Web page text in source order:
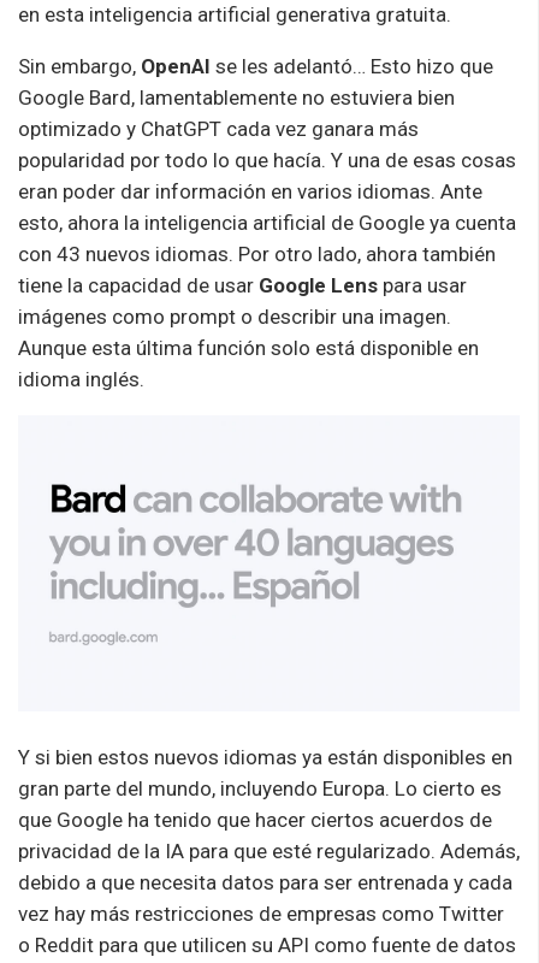
en esta inteligencia artificial generativa gratuita.
Sin embargo, OpenAI se les adelantó… Esto hizo que
Google Bard, lamentablemente no estuviera bien
optimizado y ChatGPT cada vez ganara más
popularidad por todo lo que hacía. Y una de esas cosas
eran poder dar información en varios idiomas. Ante
esto, ahora la inteligencia artificial de Google ya cuenta
con 43 nuevos idiomas. Por otro lado, ahora también
tiene la capacidad de usar Google Lens para usar
imágenes como prompt o describir una imagen.
Aunque esta última función solo está disponible en
idioma inglés.
Y si bien estos nuevos idiomas ya están disponibles en
gran parte del mundo, incluyendo Europa. Lo cierto es
que Google ha tenido que hacer ciertos acuerdos de
privacidad de la IA para que esté regularizado. Además,
debido a que necesita datos para ser entrenada y cada
vez hay más restricciones de empresas como Twitter
o Reddit para que utilicen su API como fuente de datos